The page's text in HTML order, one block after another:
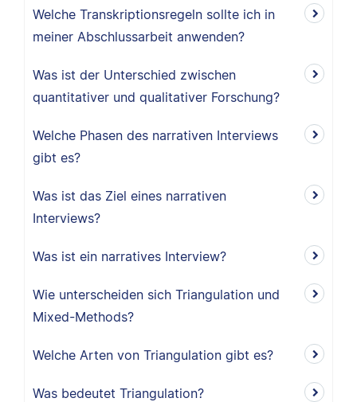
Welche Transkriptionsregeln sollte ich in
meiner Abschlussarbeit anwenden?
Was ist der Unterschied zwischen
quantitativer und qualitativer Forschung?
Welche Phasen des narrativen Interviews
gibt es?
Was ist das Ziel eines narrativen
Interviews?
Was ist ein narratives Interview?
Wie unterscheiden sich Triangulation und
Mixed-Methods?
Welche Arten von Triangulation gibt es?
Was bedeutet Triangulation?